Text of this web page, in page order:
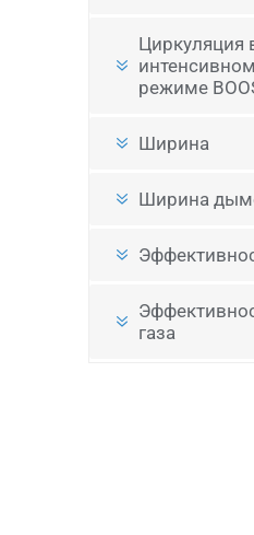
Циркуляция
режиме
Ширина
Ширина
газа